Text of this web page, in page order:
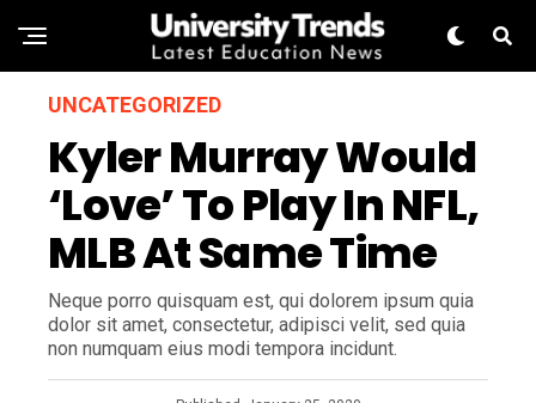
UNCATEGORIZED
Kyler Murray Would
‘Love’ To Play In NFL,
MLB At Same Time
Neque porro quisquam est, qui dolorem ipsum quia
dolor sit amet, consectetur, adipisci velit, sed quia
non numquam eius modi tempora incidunt.